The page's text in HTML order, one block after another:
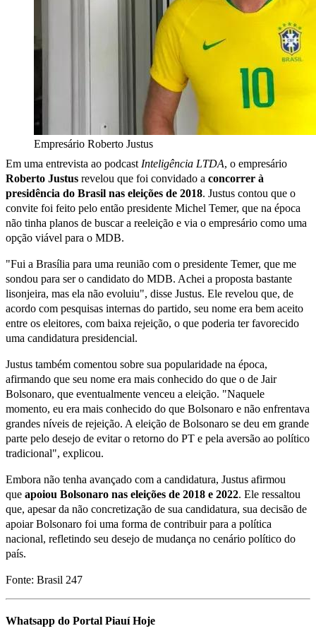
Empresário Roberto Justus
Em uma entrevista ao podcast Inteligência LTDA, o empresário
Roberto Justus revelou que foi convidado a concorrer à
presidência do Brasil nas eleições de 2018. Justus contou que o
convite foi feito pelo então presidente Michel Temer, que na época
não tinha planos de buscar a reeleição e via o empresário como uma
opção viável para o MDB.
"Fui a Brasília para uma reunião com o presidente Temer, que me
sondou para ser o candidato do MDB. Achei a proposta bastante
lisonjeira, mas ela não evoluiu", disse Justus. Ele revelou que, de
acordo com pesquisas internas do partido, seu nome era bem aceito
entre os eleitores, com baixa rejeição, o que poderia ter favorecido
uma candidatura presidencial.
Justus também comentou sobre sua popularidade na época,
afirmando que seu nome era mais conhecido do que o de Jair
Bolsonaro, que eventualmente venceu a eleição. "Naquele
momento, eu era mais conhecido do que Bolsonaro e não enfrentava
grandes níveis de rejeição. A eleição de Bolsonaro se deu em grande
parte pelo desejo de evitar o retorno do PT e pela aversão ao político
tradicional", explicou.
Embora não tenha avançado com a candidatura, Justus afirmou
que apoiou Bolsonaro nas eleições de 2018 e 2022. Ele ressaltou
que, apesar da não concretização de sua candidatura, sua decisão de
apoiar Bolsonaro foi uma forma de contribuir para a política
nacional, refletindo seu desejo de mudança no cenário político do
país.
Fonte: Brasil 247
Whatsapp do Portal Piauí Hoje